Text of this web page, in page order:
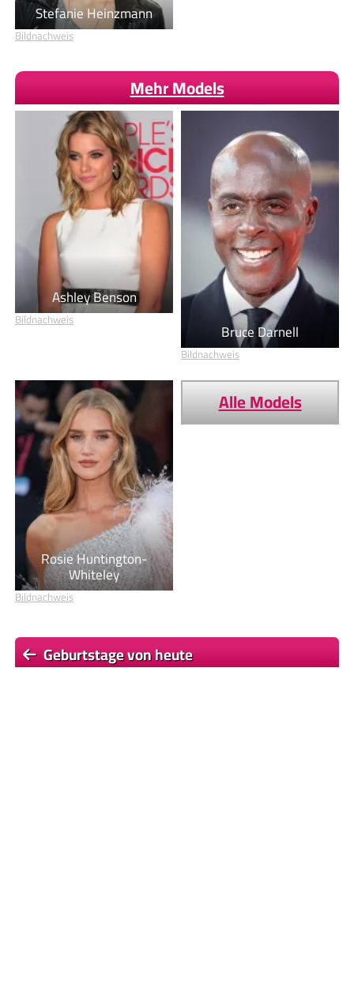
Stefanie Heinzmann
Bildnachweis
Mehr Models
Ashley Benson
Bildnachweis Bruce Darnell
Bildnachweis
Rosie Huntington-
Whiteley
Bildnachweis
Alle Models
Geburtstage von heute